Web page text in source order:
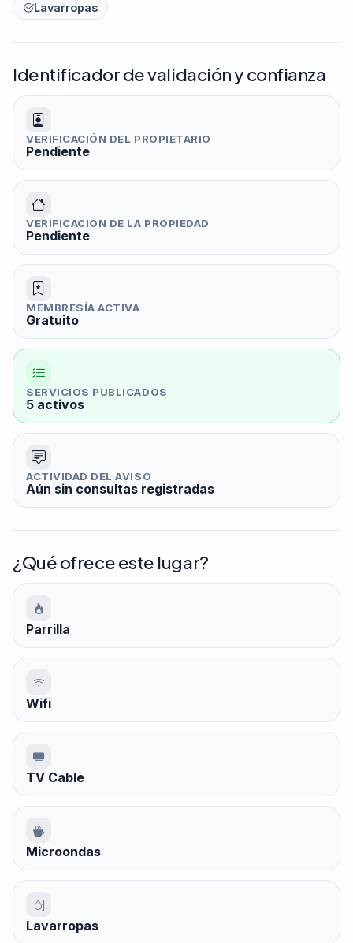
Lavarropas
Identificador de validación y confianza
VERIFICACIÓN DEL PROPIETARIO
Pendiente
VERIFICACIÓN DE LA PROPIEDAD
Pendiente
MEMBRESÍA ACTIVA
Gratuito
SERVICIOS PUBLICADOS
5 activos
ACTIVIDAD DEL AVISO
Aún sin consultas registradas
¿Qué ofrece este lugar?
Parrilla
Wifi
TV Cable
Microondas
Lavarropas